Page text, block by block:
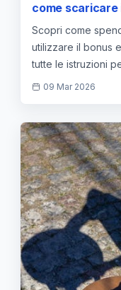
come scaricare
Scopri come
utilizzare il bonus
tutte le istruzioni
09 Mar 2026